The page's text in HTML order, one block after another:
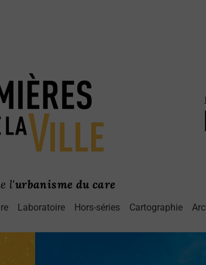
l'urbanisme du care
Laboratoire Hors-séries Cartographie